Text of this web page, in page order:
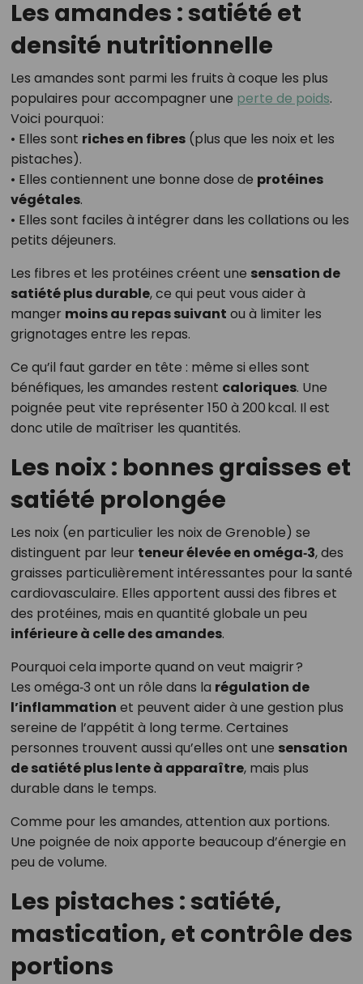
Les amandes : satiété et
densité nutritionnelle
Les amandes sont parmi les fruits à coque les plus
populaires pour accompagner une perte de poids.
Voici pourquoi :
• Elles sont riches en fibres(plus que les noix et les
pistaches).
• Elles contiennent une bonne dose de protéines
végétales.
• Elles sont faciles à intégrer dans les collations ou les
petits déjeuners.
Les fibres et les protéines créent une sensation de
satiété plus durable, ce qui peut vous aider à
manger moins au repas suivant ou à limiter les
grignotages entre les repas.
Ce qu’il faut garder en tête : même si elles sont
bénéfiques, les amandes restent caloriques. Une
poignée peut vite représenter 150 à 200 kcal. Il est
donc utile de maîtriser les quantités.
Les noix : bonnes graisses et
satiété prolongée
Les noix (en particulier les noix de Grenoble) se
distinguent par leur teneur élevée en oméga‑3, des
graisses particulièrement intéressantes pour la santé
cardiovasculaire. Elles apportent aussi des fibres et
des protéines, mais en quantité globale un peu
inférieure à celle des amandes.
Pourquoi cela importe quand on veut maigrir ?
Les oméga‑3 ont un rôle dans la régulation de
l’inflammation et peuvent aider à une gestion plus
sereine de l’appétit à long terme. Certaines
personnes trouvent aussi qu’elles ont une sensation
de satiété plus lente à apparaître, mais plus
durable dans le temps.
Comme pour les amandes, attention aux portions.
Une poignée de noix apporte beaucoup d’énergie en
peu de volume.
Les pistaches : satiété,
mastication, et contrôle des
portions